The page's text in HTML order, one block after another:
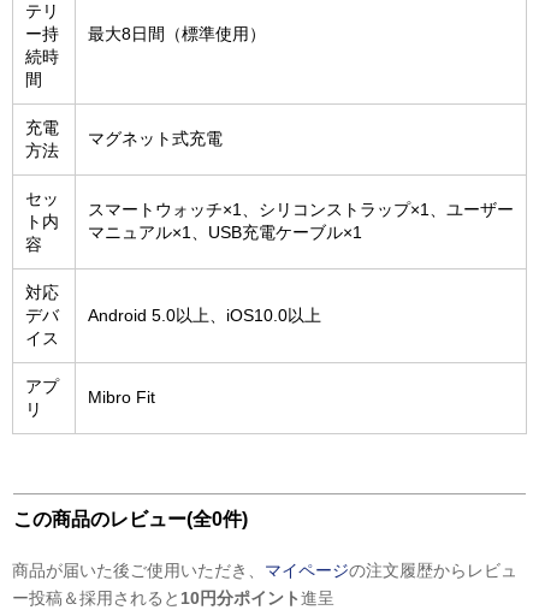
テリ
ー持
続時
間
最大8日間（標準使用）
充電
方法
マグネット式充電
セッ
ト内
容
スマートウォッチ×1、シリコンストラップ×1、ユーザー
マニュアル×1、USB充電ケーブル×1
対応
デバ
イス
Android 5.0以上、iOS10.0以上
アプ
リ
Mibro Fit
この商品のレビュー(全0件)
商品が届いた後ご使用いただき、 マイページの注文履歴からレビュ
ー投稿＆採用されると 10円分ポイント進呈